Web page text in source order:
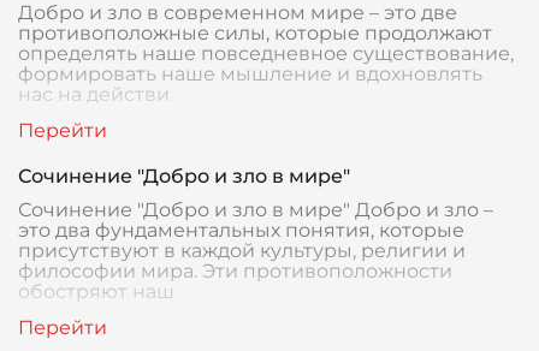
Добро и зло в современном мире – это две
противоположные силы, которые продолжают
определять наше повседневное существование,
формировать наше мышление и вдохновлять
нас на действи
Сочинение "Добро и зло в мире"
Сочинение "Добро и зло в мире" Добро и зло –
это два фундаментальных понятия, которые
присутствуют в каждой культуры, религии и
философии мира. Эти противоположности
обостряют наш